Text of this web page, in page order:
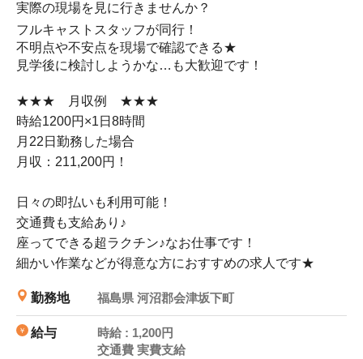
実際の現場を見に行きませんか？
フルキャストスタッフが同行！
不明点や不安点を現場で確認できる★
見学後に検討しようかな…も大歓迎です！
★★★ 月収例 ★★★
時給1200円×1日8時間
月22日勤務した場合
月収：211,200円！
日々の即払いも利用可能！
交通費も支給あり♪
座ってできる超ラクチン♪なお仕事です！
細かい作業などが得意な方におすすめの求人です★
勤務地 福島県 河沼郡会津坂下町
給与
時給 : 1,200円
交通費 実費支給